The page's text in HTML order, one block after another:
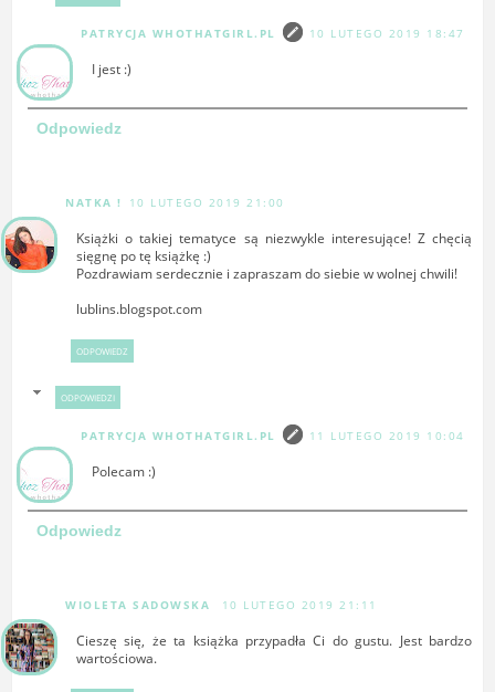
PATRYCJA WHOTHATGIRL.PL 10 LUTEGO 2019 18:47
I jest :)
Odpowiedz
NATKA ! 10 LUTEGO 2019 21:00
Książki o takiej tematyce są niezwykle interesujące! Z chęcią
sięgnę po tę książkę :)
Pozdrawiam serdecznie i zapraszam do siebie w wolnej chwili!
lublins.blogspot.com
ODPOWIEDZ
ODPOWIEDZI
PATRYCJA WHOTHATGIRL.PL 11 LUTEGO 2019 10:04
Polecam :)
Odpowiedz
WIOLETA SADOWSKA 10 LUTEGO 2019 21:11
Cieszę się, że ta książka przypadła Ci do gustu. Jest bardzo
wartościowa.